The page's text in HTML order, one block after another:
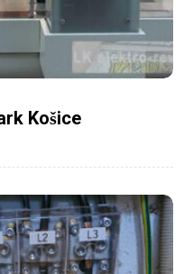
Košice